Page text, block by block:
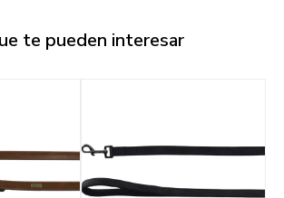
te pueden interesar